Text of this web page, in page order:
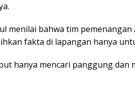
menilai bahwa tim
fakta di lapangan hanya
hanya mencari panggung dan